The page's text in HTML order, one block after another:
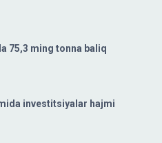
75,3 ming tonna baliq
investitsiyalar hajmi